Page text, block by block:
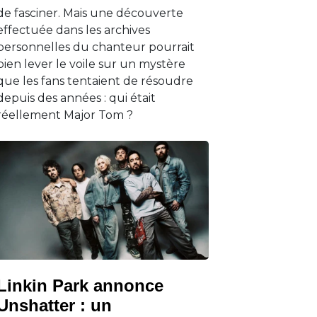
fasciner. Mais une découverte
dans les archives
du chanteur pourrait
lever le voile sur un mystère
les fans tentaient de résoudre
des années : qui était
Major Tom ?
Park annonce
: un